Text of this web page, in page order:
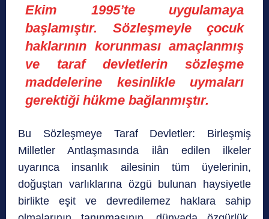
Ekim 1995’te uygulamaya
başlamıştır. Sözleşmeyle çocuk
haklarının korunması amaçlanmış
ve taraf devletlerin sözleşme
maddelerine kesinlikle uymaları
gerektiği hükme bağlanmıştır.
Bu Sözleşmeye Taraf Devletler: Birleşmiş
Milletler Antlaşmasında ilân edilen ilkeler
uyarınca insanlık ailesinin tüm üyelerinin,
doğuştan varlıklarına özgü bulunan haysiyetle
birlikte eşit ve devredilemez haklara sahip